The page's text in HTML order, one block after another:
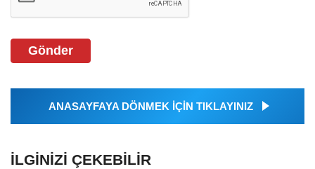
Gönder
ANASAYFAYA DÖNMEK İÇİN TIKLAYINIZ
İLGINIZI ÇEKEBILIR